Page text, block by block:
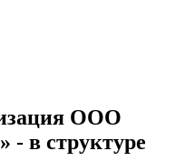
ООО
- в структуре